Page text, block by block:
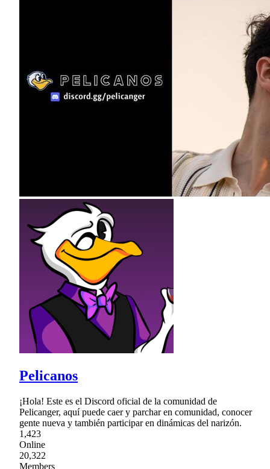
Pelicanos
¡Hola! Este es el Discord oficial de la comunidad de
Pelicanger, aquí puede caer y parchar en comunidad, conocer
gente nueva y también participar en dinámicas del narizón.
1,423
Online
20,322
Members